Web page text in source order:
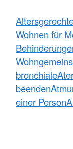
Wohnen für
bronchiale
beenden
einer Person